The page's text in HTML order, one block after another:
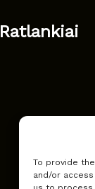
To provide
and/or
Ratlankiai